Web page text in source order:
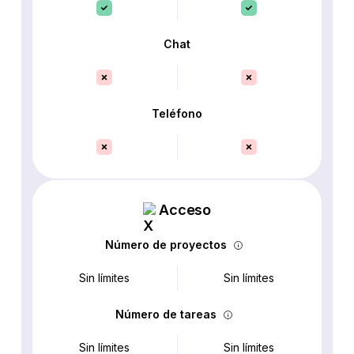
Chat
Teléfono
Acceso
Número de proyectos
Sin límites Sin límites
Número de tareas
Sin límites Sin límites